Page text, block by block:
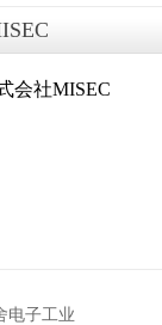
电子工业